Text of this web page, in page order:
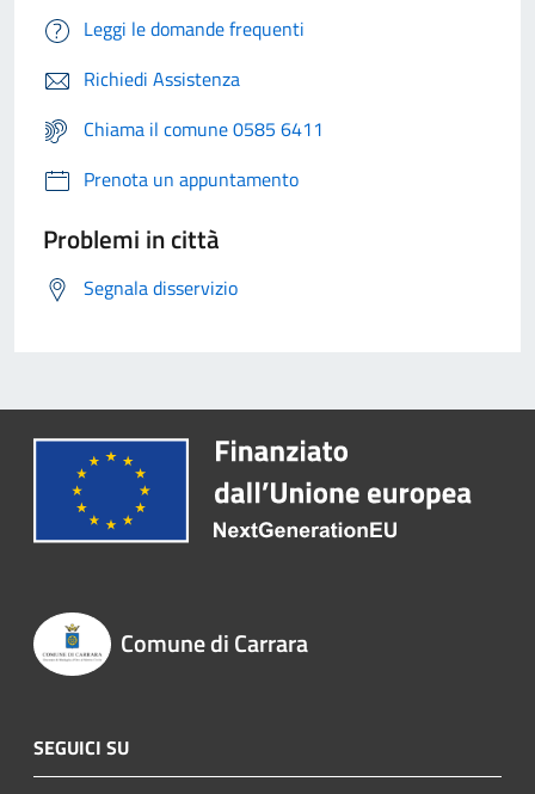
Leggi le domande frequenti
Richiedi Assistenza
Chiama il comune 0585 6411
Prenota un appuntamento
Problemi in città
Segnala disservizio
Comune di Carrara
SEGUICI SU